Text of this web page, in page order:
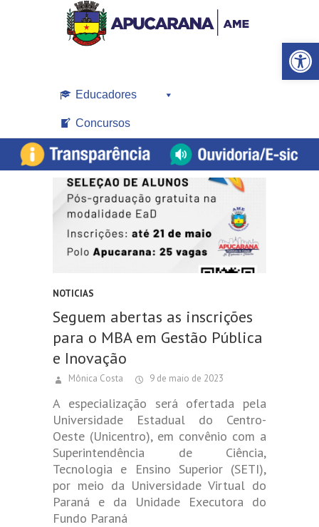
Open toolbar
Educadores
Concursos
NOTICIAS
Seguem abertas as inscrições
para o MBA em Gestão Pública
e Inovação
Mônica Costa 9 de maio de 2023
A especialização será ofertada pela
Universidade Estadual do Centro-
Oeste (Unicentro), em convênio com a
Superintendência de Ciência,
Tecnologia e Ensino Superior (SETI),
por meio da Universidade Virtual do
Paraná e da Unidade Executora do
Fundo Paraná